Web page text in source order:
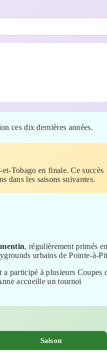
ces dix dernières années.
Tobago en finale. Ce succès
dans les saisons suivantes.
, régulièrement primés
urbains de Pointe-à-
participé à plusieurs Coupes
accueille un tournoi
Saison